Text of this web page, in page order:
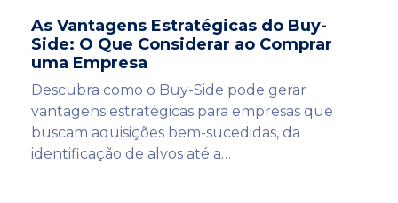
As Vantagens Estratégicas do Buy-
Side: O Que Considerar ao Comprar
uma Empresa
Descubra como o Buy-Side pode gerar
vantagens estratégicas para empresas que
buscam aquisições bem-sucedidas, da
identificação de alvos até a…